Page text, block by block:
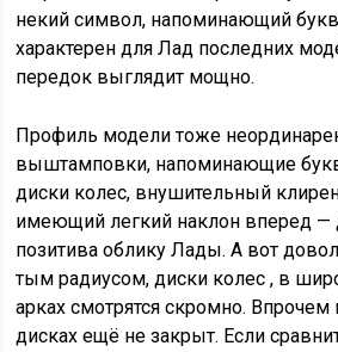
некий символ, напоминающий
характерен для Лад последних
передок выглядит мощно.
Профиль модели тоже
выштамповки, напоминающие
диски колес, внушительный
имеющий легкий наклон вперед —
позитива облику Лады. А вот
тым радиусом, диски колес , в
арках смотрятся скромно.
дисках ещё не закрыт. Если